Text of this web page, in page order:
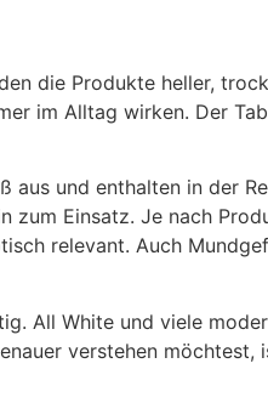
die Produkte heller,
im Alltag wirken. Der
aus und enthalten in der
zum Einsatz. Je nach
relevant. Auch
All White und viele
verstehen möchtest,